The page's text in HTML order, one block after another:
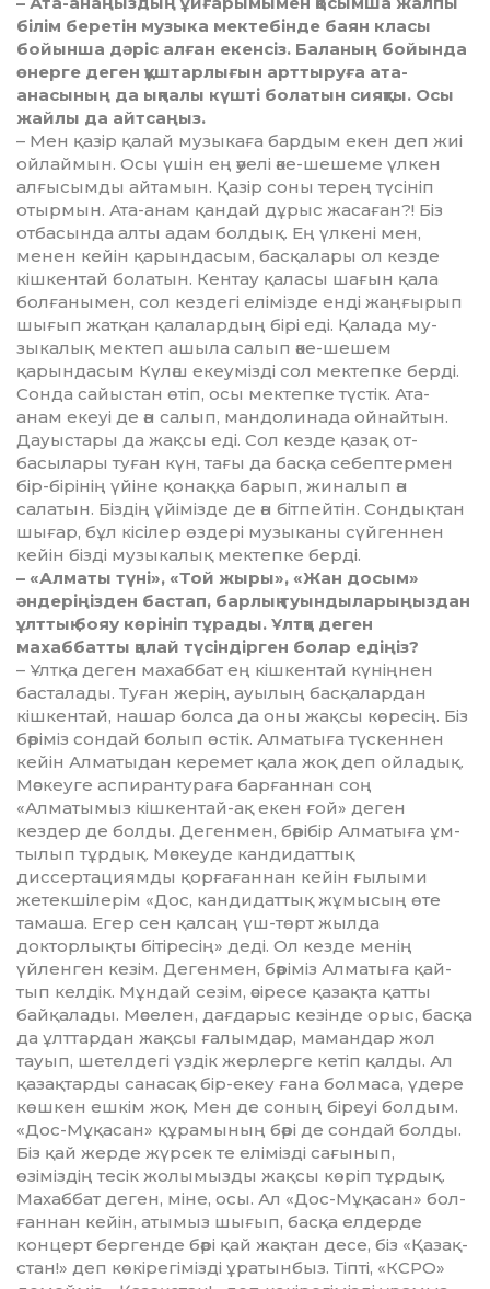
білім беретін музыка мектебінде баян класы
бойынша дәріс алған екенсіз. Баланың бойында
өнерге деген құштарлығын арт­тыруға ата-
анасының да ықпалы күш­ті болатын сияқты. Осы
жайлы да айтсаңыз.
– Мен қазір қалай музыкаға бар­дым екен деп жиі
ойлаймын. Осы үшін ең әуелі әке-шешеме үл­кен
алғысымды айтамын. Қазір соны терең түсініп
отырмын. Ата-анам қандай дұрыс жасаған?! Біз
отбасында алты адам болдық. Ең үлкені мен,
менен кейін қарын­да­сым, басқалары ол кезде
кішкен­тай­ болатын. Кентау қаласы шағын қала
болғанымен, сол кездегі елі­міз­де енді жаңғырып
шығып жат­қан қалалардың бірі еді. Қалада му­
зыкалық мектеп ашыла салып әке-шешем
қарындасым Күләш екеумізді сол мектепке берді.
Сонда сайыстан өтіп, осы мектепке түс­тік. Ата-
анам екеуі де ән салып, мандолинада ойнайтын.
Дауыстары да жақсы еді. Сол кезде қазақ от­
басылары туған күн, тағы да бас­қа себептермен
бір-бірінің үйіне қо­наққа барып, жиналып ән
салатын. Біздің үйімізде де ән бітпейтін. Сондықтан
шығар, бұл кісілер өздері музыканы сүйгеннен
кейін бізді музыкалық мектепке берді.
– «Алматы түні», «Той жы­ры», «Жан досым»
әндеріңізден бастап, барлық туынды­ла­рыңыз­­дан
ұлт­тық бояу көрініп тұрады. Ұлтқа деген
махаббатты қалай түсін­дір­ген бо­лар едіңіз?
– Ұлтқа деген махаббат ең кішкентай күніңнен
бас­талады. Туған жерің, ауылың бас­қалардан
кішкентай, нашар бол­­са да оны жақсы кө­ресің. Біз
бәрі­міз сондай болып өстік. Ал­ма­тыға түс­кеннен
кейін Алматыдан керемет қала жоқ деп ойладық.
Мәскеуге аспирантураға барғаннан соң
«Алматымыз кішкентай-ақ екен ғой» деген
кездер де болды. Дегенмен, бәрібір Алматыға ұм­
тылып тұрдық. Мәскеуде канди­даттық
диссертациямды қорға­ғаннан кейін ғылыми
жетекшілерім «Дос, кандидаттық жұмысың өте
тамаша. Егер сен қалсаң үш-төрт жыл­да
докторлық­ты бітіресің» де­ді. Ол кезде менің
үйленген кезім. Дегенмен, бәріміз Алматыға қай­
тып келдік. Мұндай се­зім, әсіресе қазақта қатты
бай­қалады. Мәселен, дағдарыс кезінде орыс, басқа
да ұлттардан жақсы ға­лымдар, мамандар жол
тауып, шет­елдегі үздік жерлерге кетіп қалды. Ал
қазақ­тарды санасақ бір-екеу ғана болмаса, үдере
көшкен еш­кім жоқ. Мен де соның біреуі бол­дым.
«Дос-Мұ­қасан» құрамы­ның бәрі де сондай болды.
Біз қай жерде жүрсек те елімізді сағынып,
өзіміздің тесік жолымызды жақсы кө­ріп тұрдық.
Махаббат деген, міне, осы. Ал «Дос-Мұқасан» бол­
ған­нан кейін, атымыз шығып, бас­қа елдерде
концерт бергенде бәрі қай жақтан десе, біз «Қа­зақ­
стан!» деп көкі­ре­гімізді ұратынбыз. Тіпті, «КСРО»